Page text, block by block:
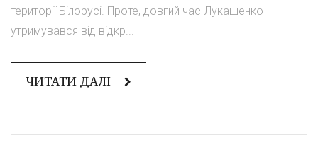
території Білорусі. Проте, довгий час Лукашенко
утримувався від відкр...
ЧИТАТИ ДАЛІ